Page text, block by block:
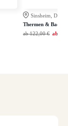
Sinsheim, DE
Thermen &
ab 122,00 € ab